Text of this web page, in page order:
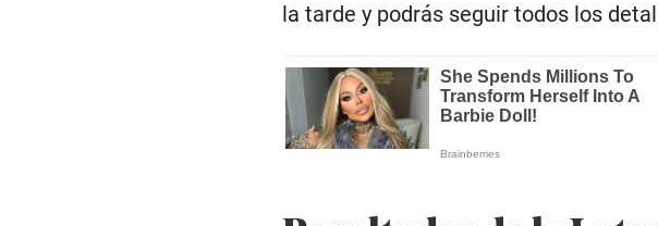
la tarde y podrás seguir todos los